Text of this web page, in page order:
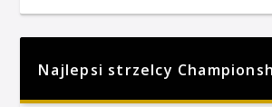
Najlepsi strzelcy